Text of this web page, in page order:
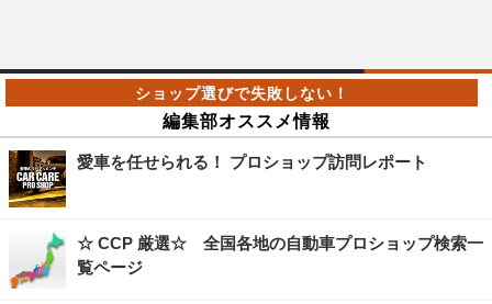
編集部オススメ情報
愛車を任せられる！ プロショップ訪問レポート
☆ CCP 厳選☆ 全国各地の自動車プロショップ検索一
覧ページ